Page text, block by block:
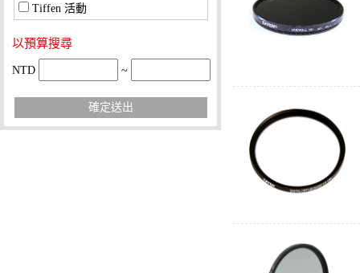
Tiffen 活動
以預算搜尋
NTD ~
確定送出